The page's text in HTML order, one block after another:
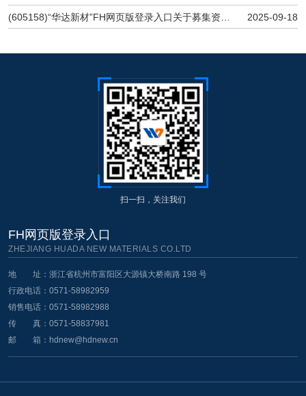
2025-09-18
扫一扫，关注我们
FH网页版登录入口
ZHEJIANG HUADA NEW MATERIALS CO.LTD
地 址：浙江省杭州市富阳区大源镇大桥南路 198 号
行政电话：0571-58982959
销售电话：0571-58982988
传 真：0571-58837981
邮 箱： hdnew@hdnew.cn